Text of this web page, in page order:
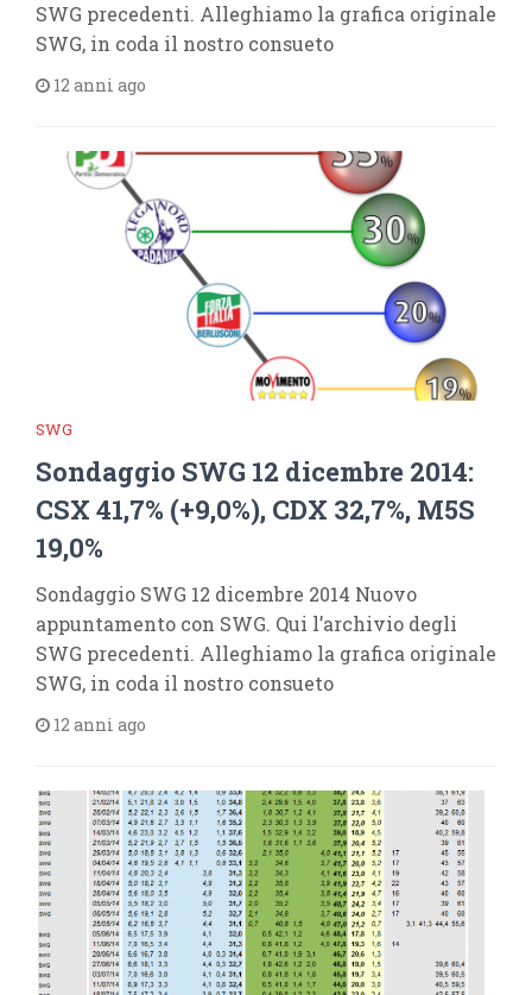
SWG precedenti. Alleghiamo la grafica originale
SWG, in coda il nostro consueto
12 anni ago
SWG
Sondaggio SWG 12 dicembre 2014:
CSX 41,7% (+9,0%), CDX 32,7%, M5S
19,0%
Sondaggio SWG 12 dicembre 2014 Nuovo
appuntamento con SWG. Qui l’archivio degli
SWG precedenti. Alleghiamo la grafica originale
SWG, in coda il nostro consueto
12 anni ago